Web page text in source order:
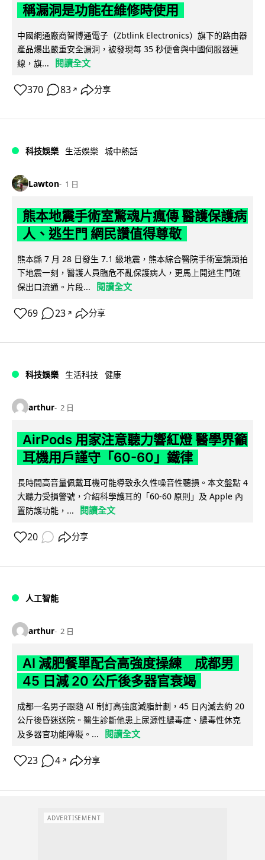
稱漏洞是功能在維修時使用
中國網通廠商智博通電子（Zbtlink Electronics）旗下的路由器
產品爆出嚴重安全漏洞，被發現每 35 秒便會與中國伺服器連
線，旗...
閱讀全文
370 83 ↗ 分享
科技娛樂 生活娛樂 城中熱話
Lawton 1 日
熊本地震手術室驚魂片瘋傳 醫護保護病
人、逃生門 網民讚值得尊敬
熊本縣 7 月 28 日發生 7.1 級地震，熊本綜合醫院手術室鏡頭拍
下地震一刻，醫護人員臨危不亂保護病人，更馬上開逃生門確
保出口流通。片段...
閱讀全文
69 23 ↗ 分享
科技娛樂 生活科技 健康
arthur 2 日
AirPods 用家注意聽力響紅燈 醫學界籲
耳機用戶謹守「60-60」鐵律
長時間高音量佩戴耳機可能導致永久性噪音性聽損。本文盤點 4
大聽力受損警號，介紹科學護耳的「60-60 原則」及 Apple 內
置防護功能，...
閱讀全文
20 分享
人工智能
arthur 2 日
AI 減肥餐單配合高強度操練 成都男
45 日減 20 公斤後多器官衰竭
成都一名男子跟隨 AI 制訂高強度減脂計劃，45 日內減去約 20
公斤後昏迷送院。醫生診斷他患上尿源性膿毒症、膿毒性休克
及多器官功能障礙。...
閱讀全文
23 4 ↗ 分享
ADVERTISEMENT